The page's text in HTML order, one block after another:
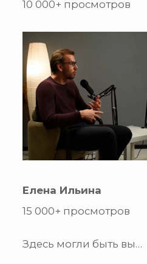
10 000+ просмотров
Елена Ильина
15 000+ просмотров
Здесь могли быть вы…